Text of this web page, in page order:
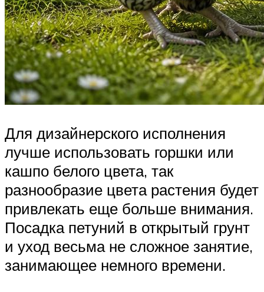
Для дизайнерского исполнения
лучше использовать горшки или
кашпо белого цвета, так
разнообразие цвета растения будет
привлекать еще больше внимания.
Посадка петуний в открытый грунт
и уход весьма не сложное занятие,
занимающее немного времени.